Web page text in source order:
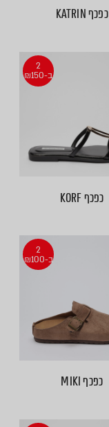
כפכף KATRIN
2
ב-₪150
כפכף KORF
2
ב-₪100
כפכף MIKI